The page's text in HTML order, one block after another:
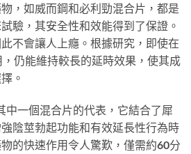
，如威而鋼和必利勁混合片，都是
驗，其安全性和效能得到了保證。
不會讓人上癮。根據研究，即使在
仍能維持較長的延時效果，使其成
。
中一個混合片的代表，它結合了犀
陰莖勃起功能和有效延長性行為時
的快速作用令人驚歎，僅需約60分